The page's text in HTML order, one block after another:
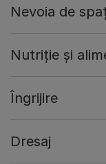
Nevoia de
Nutriție și
Îngrijire
Dresaj